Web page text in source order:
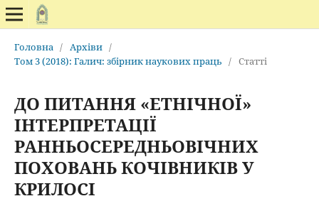
Головна / Архіви /
Том 3 (2018): Галич: збірник наукових праць / Статті
ДО ПИТАННЯ «ЕТНІЧНОЇ»
ІНТЕРПРЕТАЦІЇ
РАННЬОСЕРЕДНЬОВІЧНИХ
ПОХОВАНЬ КОЧІВНИКІВ У
КРИЛОСІ